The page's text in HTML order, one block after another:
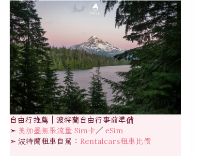
自由行推薦｜波特蘭自由行事前準備
➣ 美加墨無限流量 Sim卡／ eSim
➣ 波特蘭租車自駕： Rentalcars租車比價